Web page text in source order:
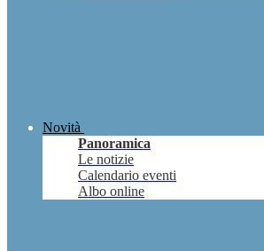
Novità
Panoramica
Le notizie
Calendario eventi
Albo online